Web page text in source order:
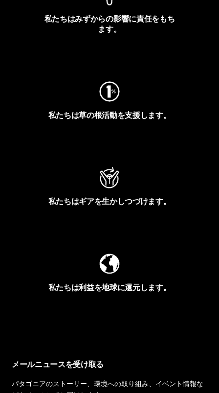
私たちはみずからの影響に責任をもち
ます。
私たちは草の根活動を支援します。
私たちはギアを生かしつづけます。
私たちは利益を地球に還元します。
メールニュースを受け取る
パタゴニアのストーリー、環境への取り組み、イベント情報な